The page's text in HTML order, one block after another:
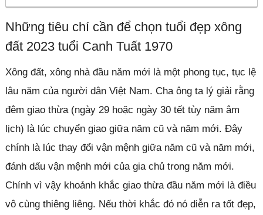
Những tiêu chí cần để chọn tuổi đẹp xông
đất 2023 tuổi Canh Tuất 1970
Xông đất, xông nhà đầu năm mới là một phong tục, tục lệ
lâu năm của người dân Việt Nam. Cha ông ta lý giải rằng
đêm giao thừa (ngày 29 hoặc ngày 30 tết tùy năm âm
lịch) là lúc chuyển giao giữa năm cũ và năm mới. Đây
chính là lúc thay đổi vận mệnh giữa năm cũ và năm mới,
đánh dấu vận mệnh mới của gia chủ trong năm mới.
Chính vì vậy khoảnh khắc giao thừa đầu năm mới là điều
vô cùng thiêng liêng. Nếu thời khắc đó nó diễn ra tốt đẹp,